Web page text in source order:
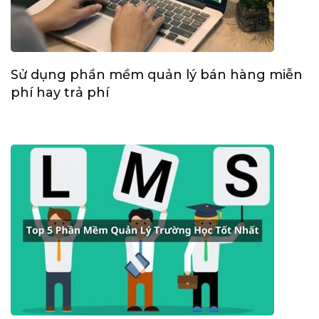
Sử dụng phần mềm quản lý bán hàng miễn
phí hay trả phí